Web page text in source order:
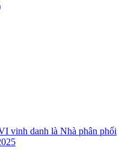
vinh danh là Nhà phân phối